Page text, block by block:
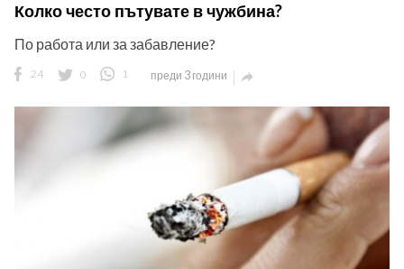
Колко често пътувате в чужбина?
По работа или за забавление?
24 0 1 преди 3 години 